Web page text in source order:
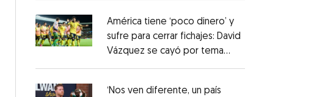
Opens in new window
América tiene ‘poco dinero’ y
sufre para cerrar fichajes: David
Vázquez se cayó por tema
‘Nos ven diferente, un país